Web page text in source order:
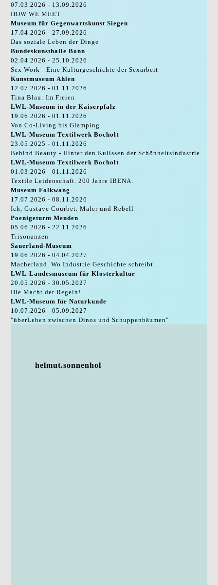
07.03.2026 - 13.09.2026
HOW WE MEET
Museum für Gegenwartskunst Siegen
17.04.2026 - 27.09.2026
Das soziale Leben der Dinge
Bundeskunsthalle Bonn
02.04.2026 - 25.10.2026
Sex Work - Eine Kulturgeschichte der Sexarbeit
Kunstmuseum Ahlen
12.07.2026 - 01.11.2026
Tina Blau: Im Freien
LWL-Museum in der Kaiserpfalz
19.06.2026 - 01.11.2026
Von Co-Living bis Glamping
LWL-Museum Textilwerk Bocholt
23.05.2025 - 01.11.2026
Behind Beauty - Hinter den Kulissen der Schönheitsindustrie
LWL-Museum Textilwerk Bocholt
01.03.2026 - 01.11.2026
Textile Leidenschaft. 200 Jahre IBENA.
Museum Folkwang
17.07.2026 - 08.11.2026
Ich, Gustave Courbet. Maler und Rebell
Poenigeturm Menden
05.06.2026 - 22.11.2026
Trisonanzen
Sauerland-Museum
19.06.2026 - 04.04.2027
Macherland. Wo Industrie Geschichte schreibt.
LWL-Landesmuseum für Klosterkultur
20.05.2026 - 30.05.2027
Die Macht der Regeln!
LWL-Museum für Naturkunde
10.07.2026 - 05.09.2027
"überLeben zwischen Dinos und Schuppenbäumen"
helmut.sonnenhol